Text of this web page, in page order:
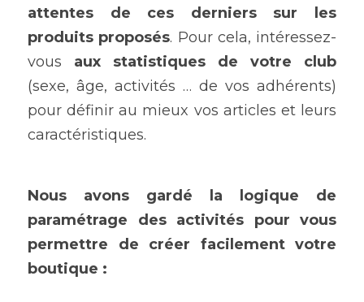
attentes de ces derniers sur les
produits proposés. Pour cela, intéressez-
vous aux statistiques de votre club
(sexe, âge, activités … de vos adhérents)
pour définir au mieux vos articles et leurs
caractéristiques.
Nous avons gardé la logique de
paramétrage des activités pour vous
permettre de créer facilement votre
boutique :